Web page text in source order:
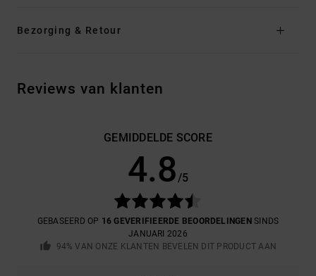
Bezorging & Retour
Reviews van klanten
GEMIDDELDE SCORE
4.8/5
GEBASEERD OP 16 GEVERIFIEERDE BEOORDELINGEN SINDS
JANUARI 2026
94% VAN ONZE KLANTEN BEVELEN DIT PRODUCT AAN